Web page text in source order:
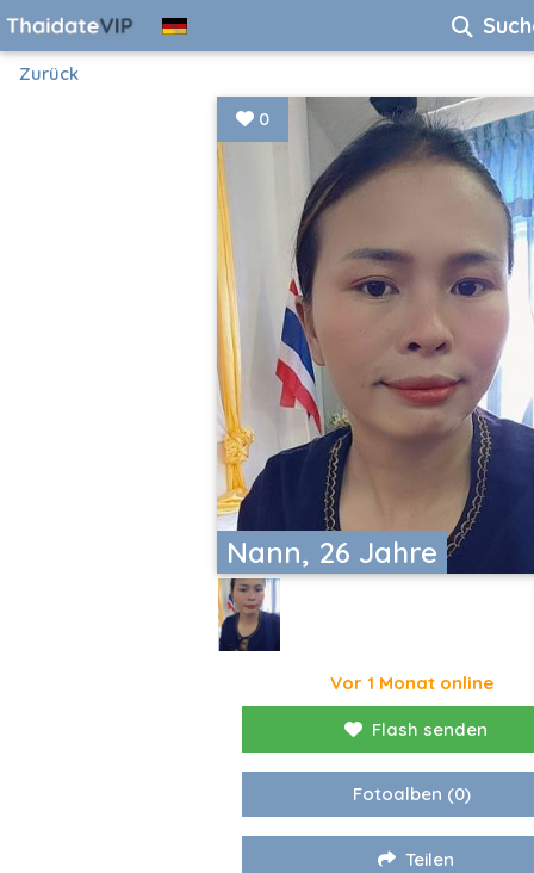
Zurück
Nann, 26 Jahre
0
Vor 1 Monat online
Flash senden
Fotoalben (0)
Teilen